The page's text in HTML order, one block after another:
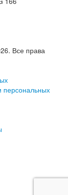
Все права
персональных